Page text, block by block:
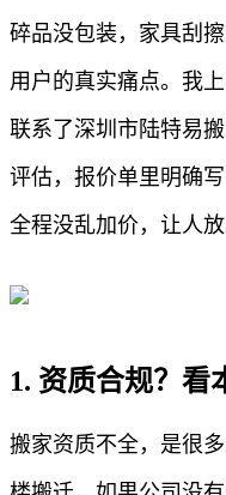
碎品没包装，家具刮
用户的真实痛点。我
联系了深圳市陆特易
评估，报价单里明确
全程没乱加价，让人放
1. 资质合规？看
搬家资质不全，是很